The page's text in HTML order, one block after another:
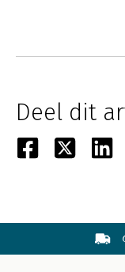
Deel dit